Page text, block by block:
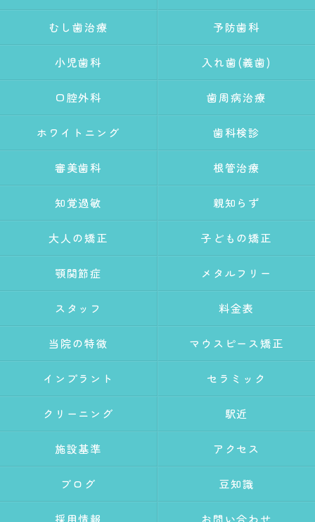
むし歯治療 予防歯科
小児歯科 入れ歯(義歯)
口腔外科 歯周病治療
ホワイトニング 歯科検診
審美歯科 根管治療
知覚過敏 親知らず
大人の矯正 子どもの矯正
顎関節症 メタルフリー
スタッフ 料金表
当院の特徴 マウスピース矯正
インプラント セラミック
クリーニング 駅近
施設基準 アクセス
ブログ 豆知識
採用情報 お問い合わせ